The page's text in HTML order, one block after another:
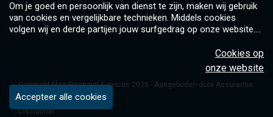
Copyright Man Financial Services 2026 - Aangeboden door Assurantie
Apps
Disclaimer
Om je goed en persoonlijk van dienst te zijn, maken wij gebruik
van cookies en vergelijkbare technieken. Middels cookies
volgen wij en derde partijen jouw surfgedrag op onze website.
het voor jou mogelijk om informatie te delen via social media.
Cookies op
onze website
Accepteer alle cookies